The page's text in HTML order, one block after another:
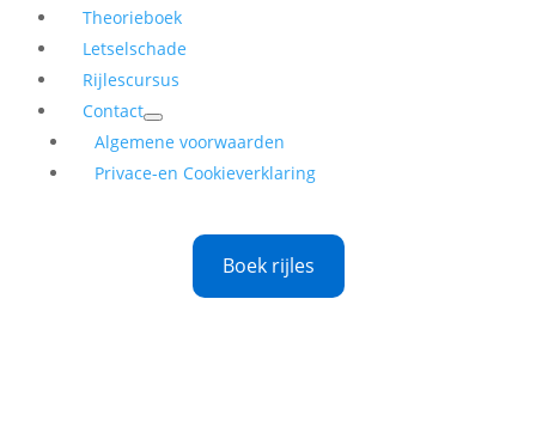
Theorieboek
Letselschade
Rijlescursus
Contact
Algemene voorwaarden
Privace-en Cookieverklaring
Boek rijles